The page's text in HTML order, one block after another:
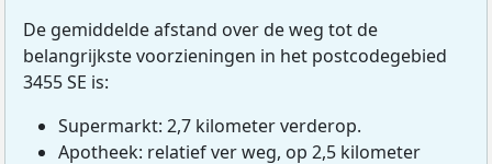
De gemiddelde afstand over de weg tot de
belangrijkste voorzieningen in het postcodegebied
3455 SE is:
Supermarkt: 2,7 kilometer verderop.
Apotheek: relatief ver weg, op 2,5 kilometer